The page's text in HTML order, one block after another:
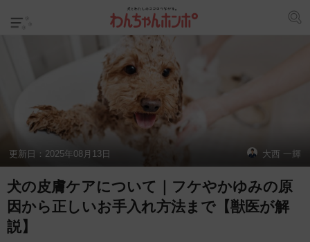
更新日： 2025年08月13日 大西 一輝
犬の皮膚ケアについて｜フケやかゆみの原
因から正しいお手入れ方法まで【獣医が解
説】